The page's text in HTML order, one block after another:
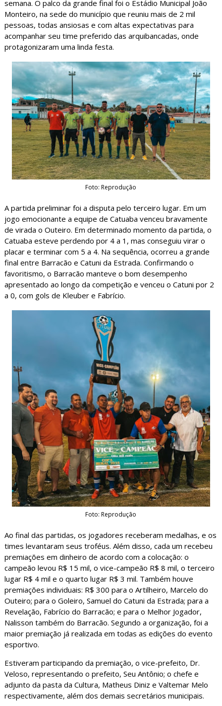
semana. O palco da grande final foi o Estádio Municipal João
Monteiro, na sede do município que reuniu mais de 2 mil
pessoas, todas ansiosas e com altas expectativas para
acompanhar seu time preferido das arquibancadas, onde
protagonizaram uma linda festa.
Foto: Reprodução
A partida preliminar foi a disputa pelo terceiro lugar. Em um
jogo emocionante a equipe de Catuaba venceu bravamente
de virada o Outeiro. Em determinado momento da partida, o
Catuaba esteve perdendo por 4 a 1, mas conseguiu virar o
placar e terminar com 5 a 4. Na sequência, ocorreu a grande
final entre Barracão e Catuni da Estrada. Confirmando o
favoritismo, o Barracão manteve o bom desempenho
apresentado ao longo da competição e venceu o Catuni por 2
a 0, com gols de Kleuber e Fabrício.
Foto: Reprodução
Ao final das partidas, os jogadores receberam medalhas, e os
times levantaram seus troféus. Além disso, cada um recebeu
premiações em dinheiro de acordo com a colocação: o
campeão levou R$ 15 mil, o vice-campeão R$ 8 mil, o terceiro
lugar R$ 4 mil e o quarto lugar R$ 3 mil. Também houve
premiações individuais: R$ 300 para o Artilheiro, Marcelo do
Outeiro; para o Goleiro, Samuel do Catuni da Estrada; para a
Revelação, Fabrício do Barracão; e para o Melhor Jogador,
Nalisson também do Barracão. Segundo a organização, foi a
maior premiação já realizada em todas as edições do evento
esportivo.
Estiveram participando da premiação, o vice-prefeito, Dr.
Veloso, representando o prefeito, Seu Antônio; o chefe e
adjunto da pasta da Cultura, Matheus Diniz e Valtemar Melo
respectivamente, além dos demais secretários municipais.